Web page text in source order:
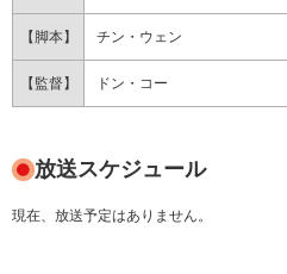
【脚本】 チン・ウェン
【監督】 ドン・コー
放送スケジュール
現在、放送予定はありません。